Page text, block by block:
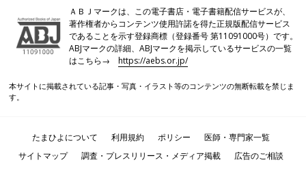
ＡＢＪマークは、この電子書店・電子書籍配信サービスが、
著作権者からコンテンツ使用許諾を得た正規版配信サービス
であることを示す登録商標（登録番号 第11091000号）です。
ABJマークの詳細、ABJマークを掲示しているサービスの一覧
はこちら→https://aebs.or.jp/
本サイトに掲載されている記事・写真・イラスト等のコンテンツの無断転載を禁じま
す。
たまひよについて 利用規約 ポリシー
医師・専門家一覧
サイトマップ
調査・プレスリリース・メディア掲載
広告のご相談